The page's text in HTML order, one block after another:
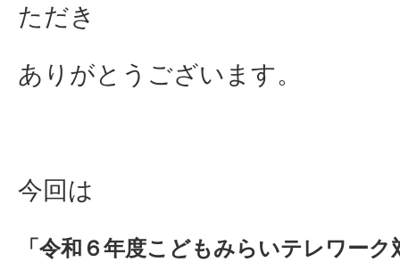
ただき
ありがとうございます。
今回は
「令和６年度こどもみらいテレワー